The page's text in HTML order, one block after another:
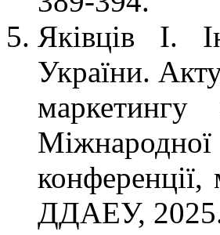
Яківців І.
України.
ДДАЕУ,